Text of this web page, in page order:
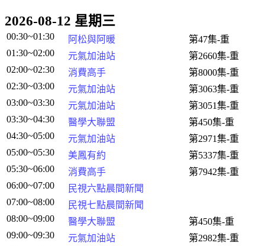
2026-08-12 星期三
00:30~01:30 阿松與阿暖
第47集-重
01:30~02:00
元氣加油站
第2660集-重
02:00~02:30
消費高手
第8000集-重
02:30~03:00
元氣加油站
第3063集-重
03:00~03:30
元氣加油站
第3051集-重
03:30~04:30
醫學大聯盟
第450集-重
04:30~05:00
元氣加油站
第2971集-重
05:00~05:30
美鳳有約
第5337集-重
05:30~06:00
消費高手
第7942集-重
06:00~07:00
民視六點晨間新聞
07:00~08:00
民視七點晨間新聞
08:00~09:00
醫學大聯盟
第450集-重
09:00~09:30
元氣加油站
第2982集-重